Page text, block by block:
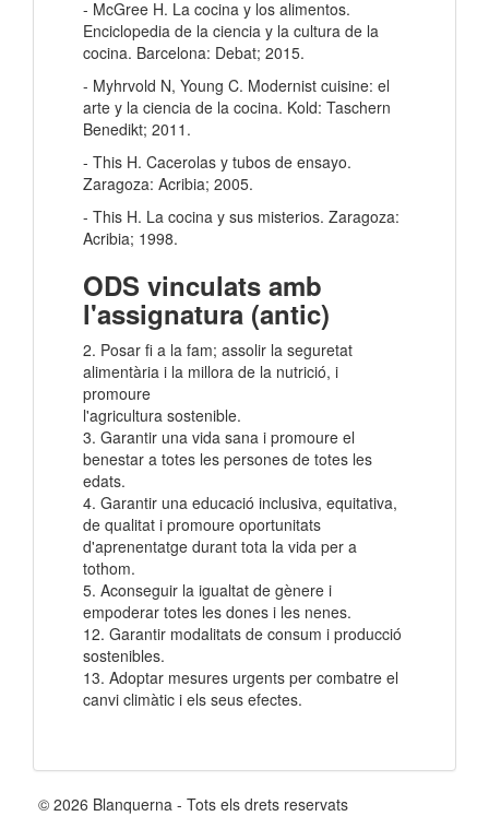
- McGree H. La cocina y los alimentos.
Enciclopedia de la ciencia y la cultura de la
cocina. Barcelona: Debat; 2015.
- Myhrvold N, Young C. Modernist cuisine: el
arte y la ciencia de la cocina. Kold: Taschern
Benedikt; 2011.
- This H. Cacerolas y tubos de ensayo.
Zaragoza: Acribia; 2005.
- This H. La cocina y sus misterios. Zaragoza:
Acribia; 1998.
ODS vinculats amb
l'assignatura (antic)
2. Posar fi a la fam; assolir la seguretat
alimentària i la millora de la nutrició, i
promoure
l'agricultura sostenible.
3. Garantir una vida sana i promoure el
benestar a totes les persones de totes les
edats.
4. Garantir una educació inclusiva, equitativa,
de qualitat i promoure oportunitats
d'aprenentatge durant tota la vida per a
tothom.
5. Aconseguir la igualtat de gènere i
empoderar totes les dones i les nenes.
12. Garantir modalitats de consum i producció
sostenibles.
13. Adoptar mesures urgents per combatre el
canvi climàtic i els seus efectes.
© 2026 Blanquerna - Tots els drets reservats